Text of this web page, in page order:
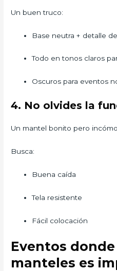
Un buen truco:
Base neutra + detalle
Todo en tonos claros
Oscuros para eventos
4. No olvides la
Un mantel bonito pero
Busca:
Buena caída
Tela resistente
Fácil colocación
Eventos
manteles es